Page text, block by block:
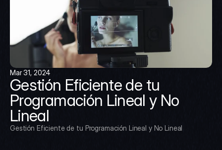
Mar 31, 2024
Gestión Eficiente de tu
Programación Lineal y No
Lineal
Gestión Eficiente de tu Programación Lineal y No Lineal